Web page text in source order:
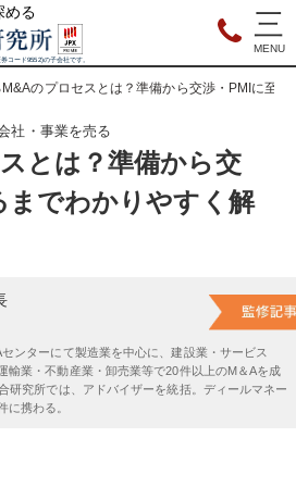
める
コード9552)の子会社です。
M&Aのプロセスとは？準備から交渉・PMIに至
社・事業を売る
とは？準備から交
までわかりやすく解
ンターにて製造業を中心に、建設業・サービス
輸業・不動産業・卸売業等で20件以上のM＆Aを成
研究所では、アドバイザーを統括。ディールマネー
に携わる。